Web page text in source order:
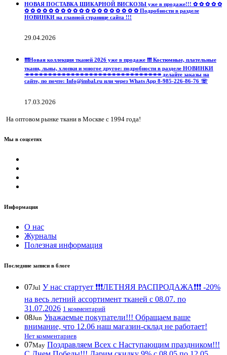
НОВАЯ ПОСТАВКА ШИКАРНОЙ ВИСКОЗЫ уже в продаже!!! ✿ ✿ ✿ ✿ ✿
✿ ✿ ✿ ✿ ✿ ✿ ✿ ✿ ✿ ✿ ✿ ✿ ✿ ✿ ✿ ✿ ✿ ✿ ✿ Подробности в разделе
НОВИНКИ на главной странице сайта !!!
29.04.2026
❗️❗️❗️Новая коллекция тканей 2026 уже в продаже ❗️❗️❗️ Костюмные, плательные
ткани, льны, хлопки и многое другое: подробности в разделе НОВИНКИ
↠↠↠↠↠↠↠↠↠↠↠↠↠↠↠↠↠↠↠↠↠↠↠↠↠↠↠↠↠↠ делайте заказы на
сайте, по почте: Info@imbal.ru или через Whats App 8-985-226-86-76 ☏
17.03.2026
На оптовом рынке ткани в Москве с 1994 года!
Мы в соцсетях
Информация
О нас
Журналы
Полезная информация
Последние записи в блоге
07Jul У нас стартует ❗️❗️❗️ЛЕТНЯЯ РАСПРОДАЖА❗️❗️❗️ -20%
на весь летний ассортимент тканей с 08.07. по
31.07.2026 1 комментарий
08Jun Уважаемые покупатели!!! Обращаем ваше
внимание, что 12.06 наш магазин-склад не работает!
Нет комментариев
07May Поздравляем Всех с Наступающим праздником!!!